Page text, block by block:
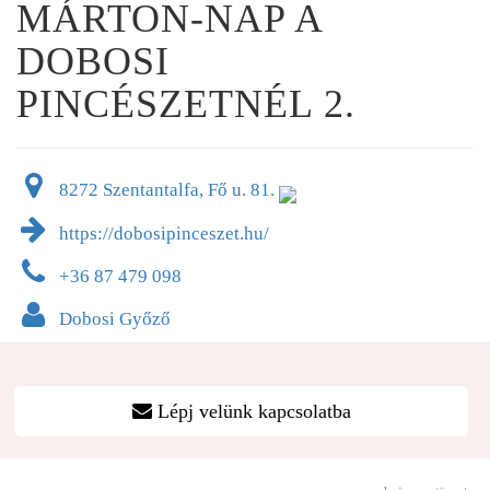
MÁRTON-NAP A
DOBOSI
PINCÉSZETNÉL 2.
8272 Szentantalfa, Fő u. 81.
https://dobosipinceszet.hu/
+36 87 479 098
Dobosi Győző
Lépj velünk kapcsolatba